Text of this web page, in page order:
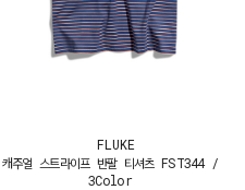
FLUKE
캐주얼 스트라이프 반팔 티셔츠 FST344 /
3Color